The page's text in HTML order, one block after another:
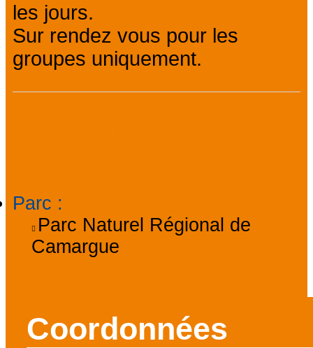
les jours.
Sur rendez vous pour les
groupes uniquement.
Parc :
Parc Naturel Régional de
Camargue
Coordonnées